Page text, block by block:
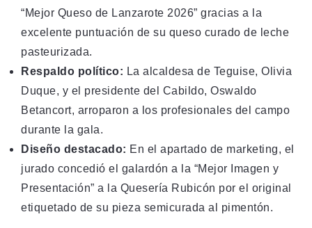
“Mejor Queso de Lanzarote 2026” gracias a la
excelente puntuación de su queso curado de leche
pasteurizada.
Respaldo político: La alcaldesa de Teguise, Olivia
Duque, y el presidente del Cabildo, Oswaldo
Betancort, arroparon a los profesionales del campo
durante la gala.
Diseño destacado: En el apartado de marketing, el
jurado concedió el galardón a la “Mejor Imagen y
Presentación” a la Quesería Rubicón por el original
etiquetado de su pieza semicurada al pimentón.